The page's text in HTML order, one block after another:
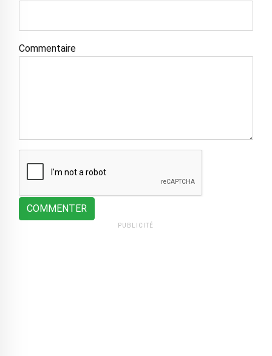
Commentaire
COMMENTER
PUBLICITÉ